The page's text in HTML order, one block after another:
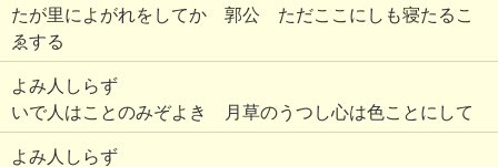
たが里によがれをしてか 郭公 ただここにしも寝たるこ
ゑする
よみ人しらず
いで人はことのみぞよき 月草のうつし心は色ことにして
よみ人しらず